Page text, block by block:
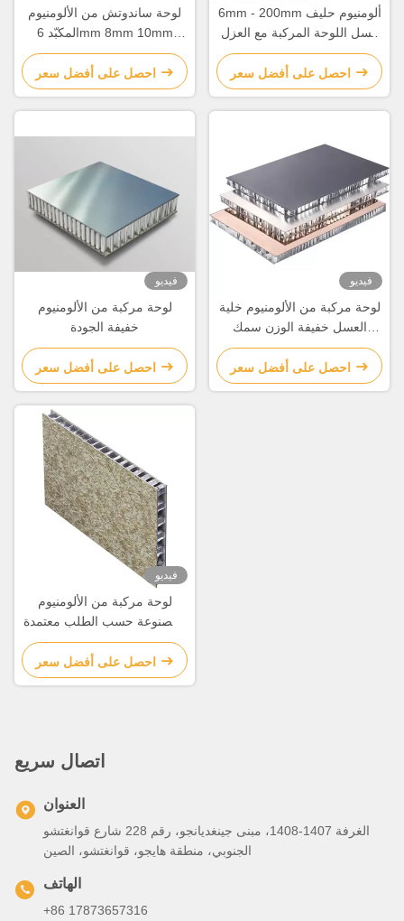
لوحة ساندوتش من الألومنيوم
المكبّد 6mm 8mm 10mm
20mm
احصل على أفضل سعر
6mm - 200mm ألومنيوم حليف
عسل اللوحة المركبة مع العزل
الصوتي / الحراري الجيد
احصل على أفضل سعر
فيديو
لوحة مركبة من الألومنيوم
خفيفة الجودة
احصل على أفضل سعر
فيديو
لوحة مركبة من الألومنيوم خلية
العسل خفيفة الوزن سمك
6mm-30mm
احصل على أفضل سعر
فيديو
لوحة مركبة من الألومنيوم
المصنوعة حسب الطلب معتمدة
ISO9001
احصل على أفضل سعر
اتصال سريع
العنوان
الغرفة 1407-1408، مبنى جينغديانجو، رقم 228 شارع قوانغتشو
الجنوبي، منطقة هايجو، قوانغتشو، الصين
الهاتف
+86 17873657316